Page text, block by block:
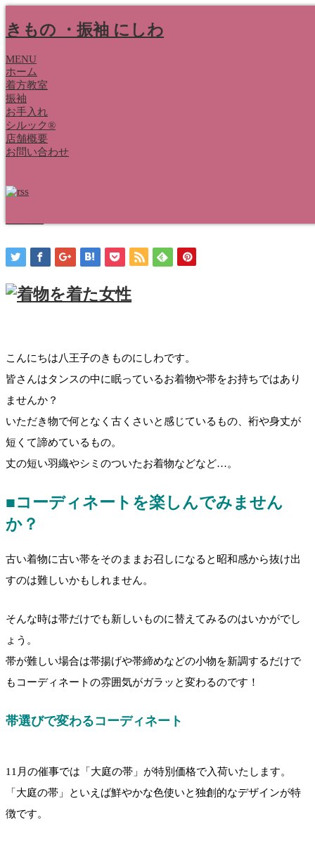
きもの ・振袖 にしわ
MENU
ホーム
着方教室
振袖
お手入れ
シルック®
店舗概要
お問い合わせ
13Nov
皆さんはタンスの中に眠っているお着物
こんにちは八王子のきものにしわです。
皆さんはタンスの中に眠っているお着物や帯をお持ちではあり
ませんか？
いただき物で何となく古くさいと感じているもの、裄や身丈が
短くて諦めているもの。
丈の短い羽織やシミのついたお着物などなど…。
■コーディネートを楽しんでみません
か？
古い着物に古い帯をそのままお召しになると昭和感から抜け出
すのは難しいかもしれません。
そんな時は帯だけでも新しいものに替えてみるのはいかがでし
ょう。
帯が難しい場合は帯揚げや帯締めなどの小物を新調するだけで
もコーディネートの雰囲気がガラッと変わるのです！
帯選びで変わるコーディネート
11月の催事では「大庭の帯」が特別価格で入荷いたします。
「大庭の帯」といえば鮮やかな色使いと独創的なデザインが特
徴です。